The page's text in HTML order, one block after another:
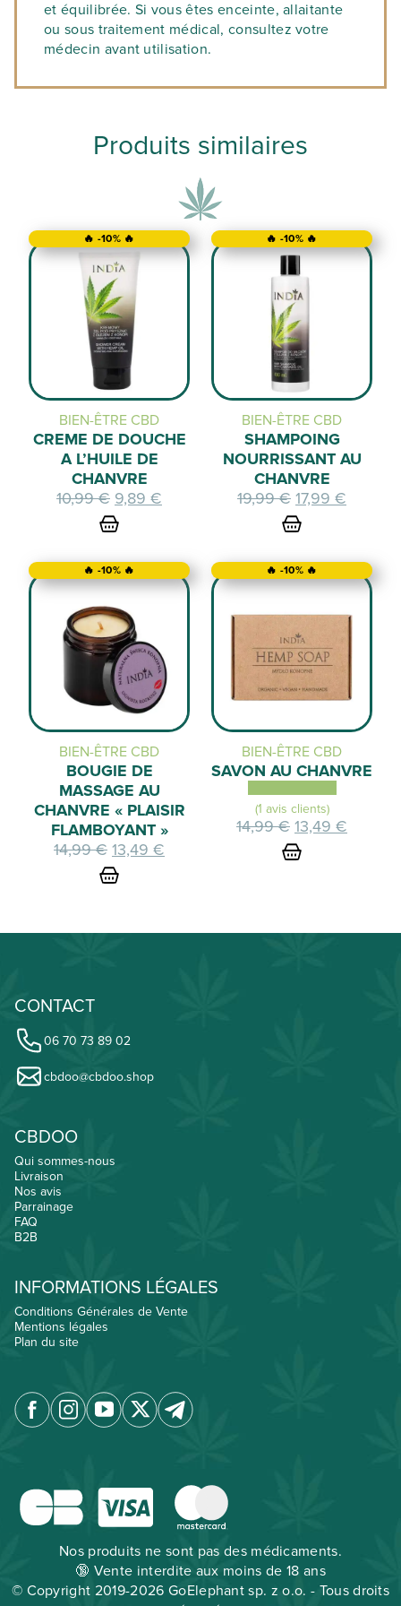
Ce processus garantit un produit sûr, pur
et équilibrée. Si vous êtes enceinte, allaitante
ou sous traitement médical, consultez votre
médecin avant utilisation.
Produits similaires
🔥 -10% 🔥
BIEN-ÊTRE CBD
CREME DE DOUCHE
A L’HUILE DE
CHANVRE
10,99€ Le
prix
initial
10,99 €.
9,89 €
9,89 €.
🔥 -10% 🔥
BIEN-ÊTRE CBD
SHAMPOING
NOURRISSANT AU
CHANVRE
19,99€ Le
prix
initial
19,99 €.
17,99 €
17,99 €.
🔥 -10% 🔥
BIEN-ÊTRE CBD
BOUGIE DE
MASSAGE AU
CHANVRE « PLAISIR
FLAMBOYANT »
14,99€ Le
prix
initial
13,49 €
🔥 -10% 🔥
BIEN-ÊTRE CBD
SAVON AU CHANVRE
(1 avis clients)
14,99€ Le
prix
initial
13,49 €
CONTACT
06 70 73 89 02
cbdoo@cbdoo.shop
CBDOO
Qui sommes-nous
Livraison
Nos avis
Parrainage
FAQ
B2B
INFORMATIONS LÉGALES
Conditions Générales de Vente
Mentions légales
Plan du site
Nos produits ne sont pas des médicaments.
🔞 Vente interdite aux moins de 18 ans
© Copyright 2019-2026 GoElephant sp. z o.o. - Tous droits